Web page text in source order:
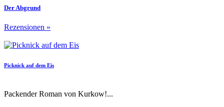
Der Abgrund
Rezensionen »
Picknick auf dem Eis
Packender Roman von Kurkow!...